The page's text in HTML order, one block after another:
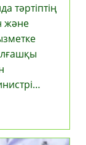
тәртіптің
және